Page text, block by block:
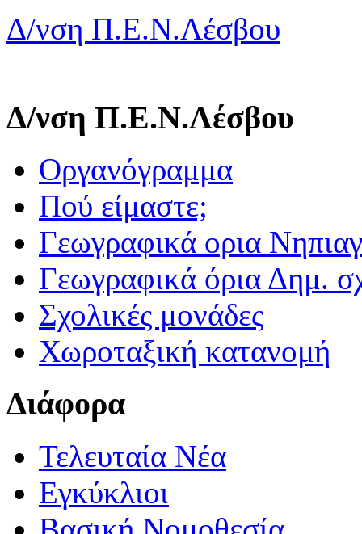
Δ/νση Π.Ε.Ν.Λέσβου
Δ/νση Π.Ε.Ν.Λέσβου
Οργανόγραμμα
Πού είμαστε;
Γεωγραφικά ορια
Γεωγραφικά όρια Δημ.
Σχολικές μονάδες
Χωροταξική κατανομή
Διάφορα
Τελευταία Νέα
Εγκύκλιοι